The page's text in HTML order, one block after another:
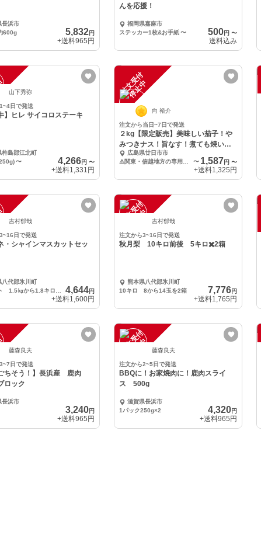
長浜市
600g
5,832円
+送料965円
んを応援！
福岡県嘉麻市
ステッカー1枚&お手紙 〜 500円〜
送料込み
山下秀弥
日で発送
】ヒレ サイコロステーキ
杵島郡江北町
〜 4,266円 〜
+送料1,331円
注
文
受
付
停
止
中
向 裕介
注文から当日~7日で発送
２kg【限定販売】美味しい茄子！や
みつきナス！旨なす！煮ても焼いて
も美味しい！
広島県廿日市市
〜 1,587円〜
+送料1,325円
吉村郁哉
日で発送
・シャインマスカットセッ
八代郡氷川町
4,644円
+送料1,600円
注
文
受
付
停
止
中 吉村郁哉
注文から3~16日で発送
秋月梨 10キロ前後 5キロ✖️2箱
熊本県八代郡氷川町
10キロ 8から14玉を2箱
7,776円
+送料1,765円
藤森良夫
日で発送
ごちそう！】長浜産 鹿肉
ロック
長浜市
3,240円
+送料965円
注
文
受
付
停
止
中 藤森良夫
注文から2~5日で発送
BBQに！お家焼肉に！鹿肉スライ
ス 500g
滋賀県長浜市
1パック250g×2
4,320円
+送料965円